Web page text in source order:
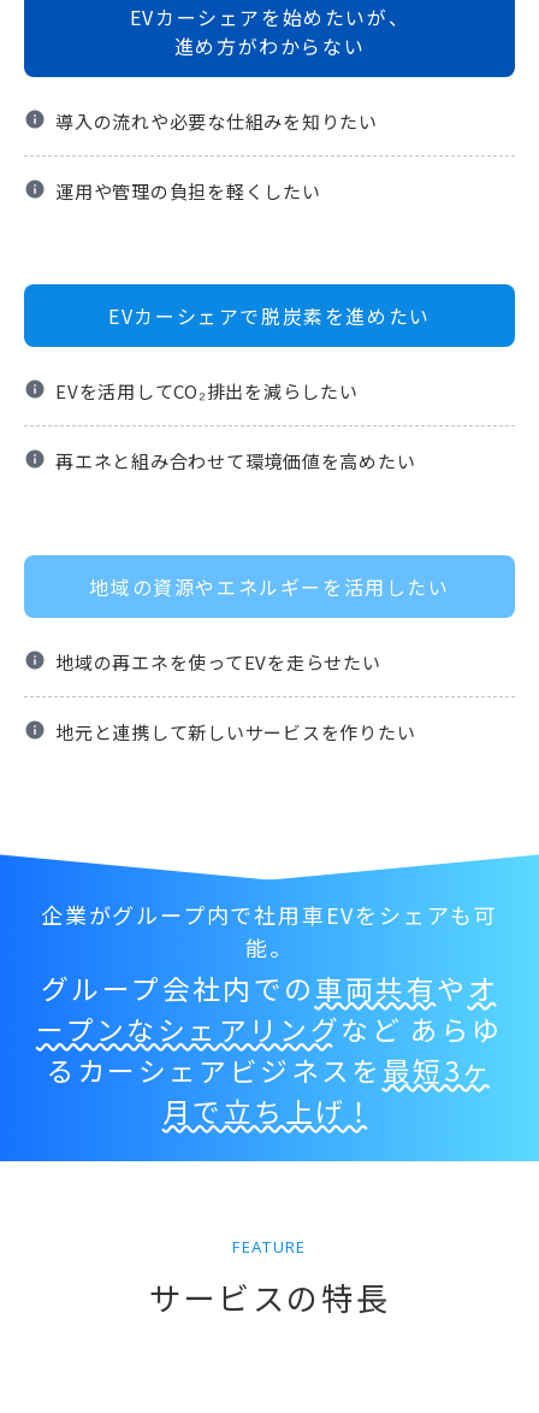
EVカーシェアを始めたいが、
進め方がわからない
info 導入の流れや必要な仕組みを知りたい
info 運用や管理の負担を軽くしたい
EVカーシェアで脱炭素を進めたい
info EVを活用してCO₂排出を減らしたい
info 再エネと組み合わせて環境価値を高めたい
地域の資源やエネルギーを活用したい
info 地域の再エネを使ってEVを走らせたい
info 地元と連携して新しいサービスを作りたい
企業がグループ内で社用車EVをシェアも可
能。
グループ会社内での車両共有や オ
ープンなシェアリングなど あらゆ
るカーシェアビジネスを 最短3ヶ
月で立ち上げ！
FEATURE
サービスの特長